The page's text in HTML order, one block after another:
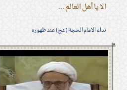
الا يا أهل العالم ...
نداء الامام الحجة (عج) عند ظهوره